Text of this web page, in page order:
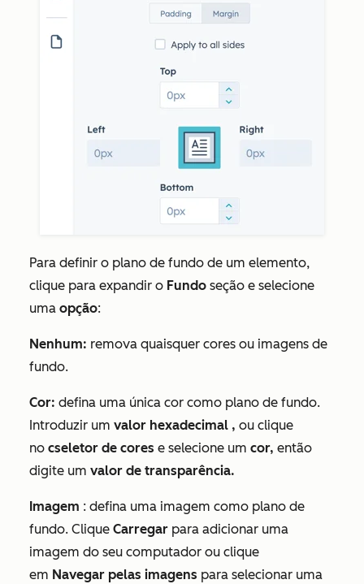
Para definir o plano de fundo de um elemento,
clique para expandir o Fundo seção e selecione
uma opção:
Nenhum: remova quaisquer cores ou imagens de
fundo.
Cor: defina uma única cor como plano de fundo.
Introduzir um valor hexadecimal , ou clique
no cseletor de cores e selecione um cor, então
digite um valor de transparência.
Imagem : defina uma imagem como plano de
fundo. Clique Carregar para adicionar uma
imagem do seu computador ou clique
em Navegar pelas imagens para selecionar uma